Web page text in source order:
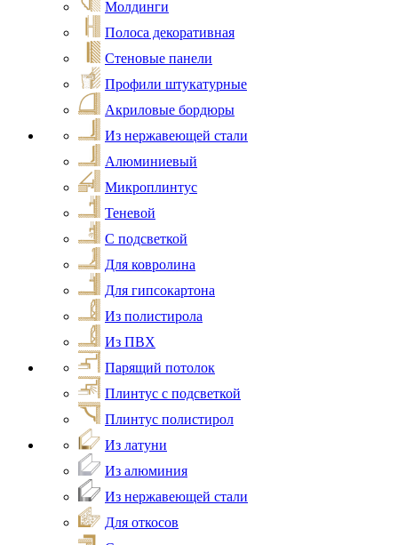
Молдинги
Полоса декоративная
Стеновые панели
Профили штукатурные
Акриловые бордюры
Из нержавеющей стали
Алюминиевый
Микроплинтус
Теневой
С подсветкой
Для ковролина
Для гипсокартона
Из полистирола
Из ПВХ
Парящий потолок
Плинтус с подсветкой
Плинтус полистирол
Из латуни
Из алюминия
Из нержавеющей стали
Для откосов